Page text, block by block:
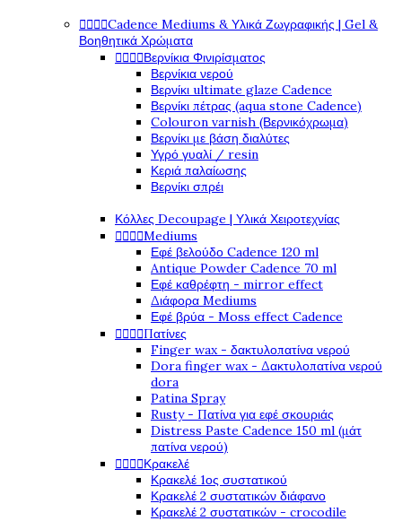
Cadence Mediums & Υλικά Ζωγραφικής | Gel &
Βοηθητικά Χρώματα
Βερνίκια Φινιρίσματος
Βερνίκια νερού
Βερνίκι ultimate glaze Cadence
Βερνίκι πέτρας (aqua stone Cadence)
Colouron varnish (Βερνικόχρωμα)
Βερνίκι με βάση διαλύτες
Υγρό γυαλί / resin
Κεριά παλαίωσης
Βερνίκι σπρέι
Κόλλες Decoupage | Υλικά Χειροτεχνίας
Mediums
Εφέ βελούδο Cadence 120 ml
Antique Powder Cadence 70 ml
Εφέ καθρέφτη - mirror effect
Διάφορα Mediums
Εφέ βρύα - Moss effect Cadence
Πατίνες
Finger wax - δακτυλοπατίνα νερού
Dora finger wax - Δακτυλοπατίνα νερού
dora
Patina Spray
Rusty - Πατίνα για εφέ σκουριάς
Distress Paste Cadence 150 ml (μάτ
πατίνα νερού)
Κρακελέ
Κρακελέ 1ος συστατικού
Κρακελέ 2 συστατικών διάφανο
Κρακελέ 2 συστατικών - crocodile